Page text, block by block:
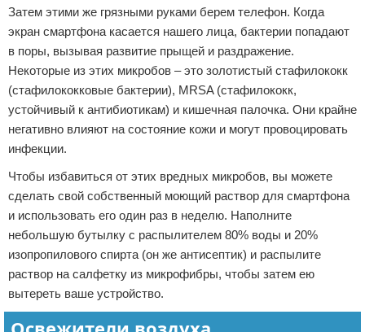
Затем этими же грязными руками берем телефон. Когда
экран смартфона касается нашего лица, бактерии попадают
в поры, вызывая развитие прыщей и раздражение.
Некоторые из этих микробов – это золотистый стафилококк
(стафилококковые бактерии), MRSA (стафилококк,
устойчивый к антибиотикам) и кишечная палочка. Они крайне
негативно влияют на состояние кожи и могут провоцировать
инфекции.
Чтобы избавиться от этих вредных микробов, вы можете
сделать свой собственный моющий раствор для смартфона
и использовать его один раз в неделю. Наполните
небольшую бутылку с распылителем 80% воды и 20%
изопропилового спирта (он же антисептик) и распылите
раствор на салфетку из микрофибры, чтобы затем ею
вытереть ваше устройство.